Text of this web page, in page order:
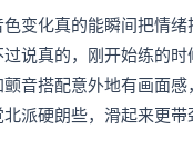
变化真的能瞬间把情
说真的，刚开始练的
音搭配意外地有画面感
派硬朗些，滑起来更